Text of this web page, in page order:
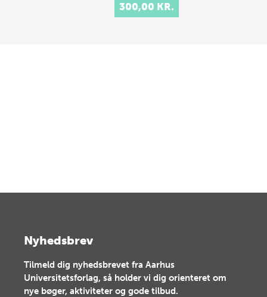
300,00 KR.
Nyhedsbrev
Tilmeld dig nyhedsbrevet fra Aarhus
Universitetsforlag, så holder vi dig orienteret om
nye bøger, aktiviteter og gode tilbud.